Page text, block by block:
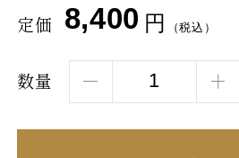
定価 8,400 円 （税込）
数量